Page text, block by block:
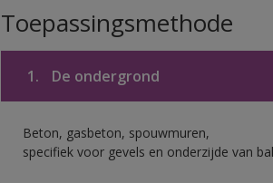
Toepassingsmethode
1. De ondergrond
Beton, gasbeton, spouwmuren,
specifiek voor gevels en onderzijde van